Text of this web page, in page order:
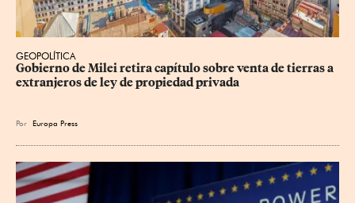
GEOPOLÍTICA
Gobierno de Milei retira capítulo sobre venta de tierras a
extranjeros de ley de propiedad privada
Por Europa Press